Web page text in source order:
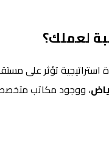
لعملك؟
استراتيجية تؤثر على
، ووجود مكاتب